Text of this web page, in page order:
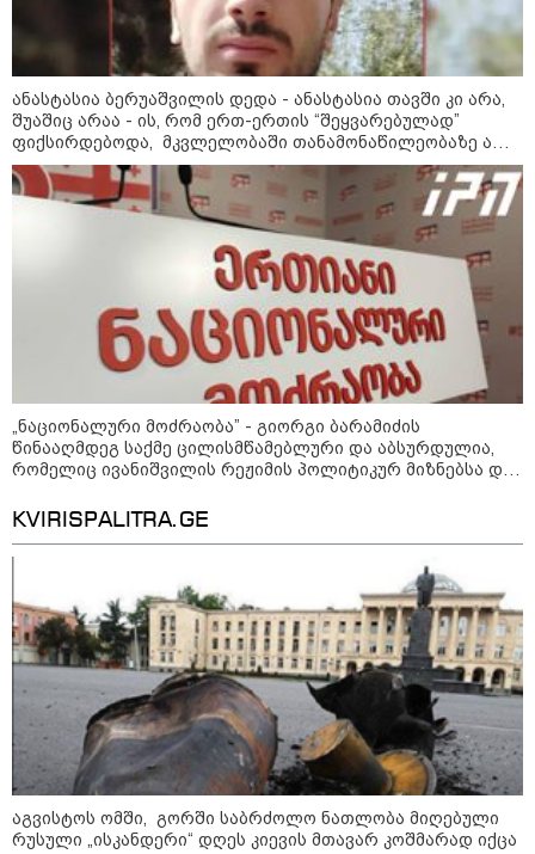
Faceამბები
10:58 / 06-08-2026
"დადგება დრო და თქვენი დღევანდელი
"პოსტაობა" საკუთარ თავთან
შეგარცხვენთ... თქვენი შეცდომა არის
დანაშაულის ტოლფასი" - ეკა კუპატაძე
ნანუკა ჟორჟოლიანს
09:33 / 05-08-2026
"მამის მიერ ცოტნესთვის
დატოვებულ სახლში
თვითნებურად ცხოვრობს
ადამიანი, რომელიც ზვიადის
ანდერძში ერთი სიტყვითაც კი
არ არის მოხსენიებული" - ანა
ჯაბაური
ანასტასია ბერუაშვილის დედა - ანასტასია თავში კი არა,
შუაშიც არაა - ის, რომ ერთ-ერთის “შეყვარებულად”
ფიქსირდებოდა, მკვლელობაში თანამონაწილეობაზე არ
მიუთითებს - უნდა დაერეკა პოლიციაში და უნდა ეთქვა,
რომ ჩხუბი მოხდა, მაგრამ რომც დაერეკა, ამასაც სხვა
განხილვა მოჰყვებოდა
„ნაციონალური მოძრაობა” - გიორგი ბარამიძის
წინააღმდეგ საქმე ცილისმწამებლური და აბსურდულია,
რომელიც ივანიშვილის რეჟიმის პოლიტიკურ მიზნებსა და
შეთითხნილი საქმე დასტურია ამ რეჟიმის რუსული ბუნების
KVIRISPALITRA.GE
აგვისტოს ომში, გორში საბრძოლო ნათლობა მიღებული
რუსული „ისკანდერი“ დღეს კიევის მთავარ კოშმარად იქცა